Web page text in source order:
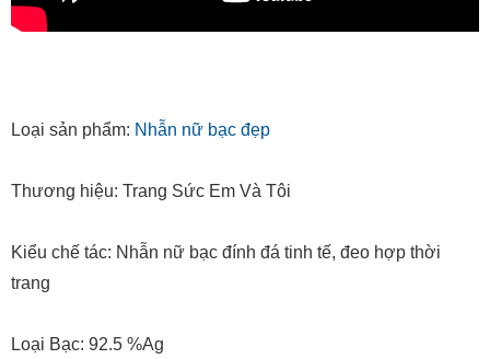
Loại sản phẩm: Nhẫn nữ bạc đẹp
Thương hiệu: Trang Sức Em Và Tôi
Kiểu chế tác: Nhẫn nữ bạc đính đá tinh tế, đeo hợp thời
trang
Loại Bạc: 92.5 %Ag